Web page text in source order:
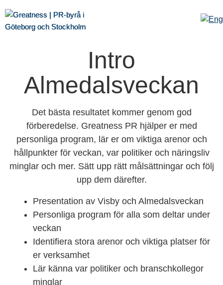
Intro
Almedalsveckan
Det bästa resultatet kommer genom god
förberedelse. Greatness PR hjälper er med
personliga program, lär er om viktiga arenor och
hållpunkter för veckan, var politiker och näringsliv
minglar och mer. Sätt upp rätt målsättningar och följ
upp dem därefter.
Presentation av Visby och Almedalsveckan
Personliga program för alla som deltar under
veckan
Identifiera stora arenor och viktiga platser för
er verksamhet
Lär känna var politiker och branschkollegor
minglar